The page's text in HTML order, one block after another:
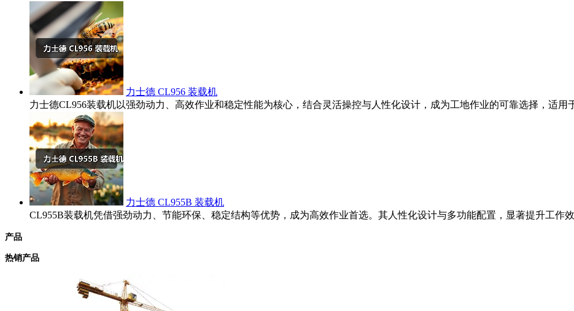
力士德 CL956 装载机
力士德CL956装载机以强劲动力、高效作业和稳定性能为核心，结合灵活操控与人性化设计，成为工地作业的可靠选择，适用
力士德 CL955B 装载机
CL955B装载机凭借强劲动力、节能环保、稳定结构等优势，成为高效作业首选。其人性化设计与多功能配置，显著提升工作效
产品
热销产品